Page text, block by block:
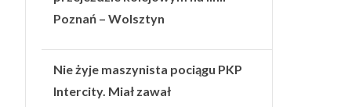
Poznań – Wolsztyn
Nie żyje maszynista pociągu PKP
Intercity. Miał zawał